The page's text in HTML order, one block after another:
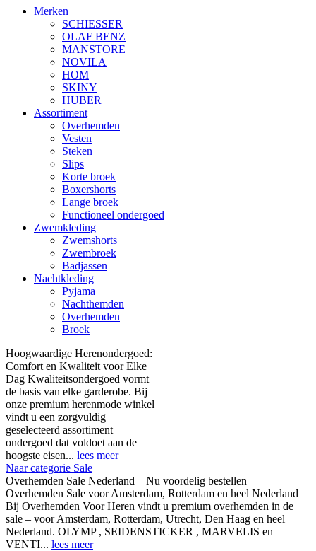
Merken
SCHIESSER
OLAF BENZ
MANSTORE
NOVILA
HOM
SKINY
HUBER
Assortiment
Overhemden
Vesten
Steken
Slips
Korte broek
Boxershorts
Lange broek
Functioneel ondergoed
Zwemkleding
Zwemshorts
Zwembroek
Badjassen
Nachtkleding
Pyjama
Nachthemden
Overhemden
Broek
Hoogwaardige Herenondergoed:
Comfort en Kwaliteit voor Elke
Dag Kwaliteitsondergoed vormt
de basis van elke garderobe. Bij
onze premium herenmode winkel
vindt u een zorgvuldig
geselecteerd assortiment
ondergoed dat voldoet aan de
hoogste eisen... lees meer
Naar categorie Sale
Overhemden Sale Nederland – Nu voordelig bestellen
Overhemden Sale voor Amsterdam, Rotterdam en heel Nederland
Bij Overhemden Voor Heren vindt u premium overhemden in de
sale – voor Amsterdam, Rotterdam, Utrecht, Den Haag en heel
Nederland. OLYMP , SEIDENSTICKER , MARVELIS en
VENTI... lees meer